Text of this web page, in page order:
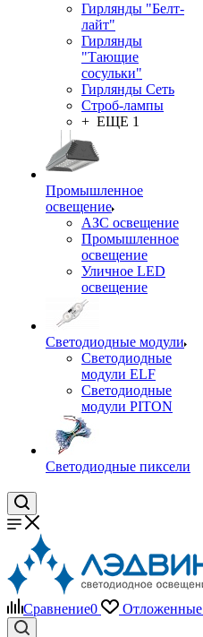
Гирлянды "Белт-
лайт"
Гирлянды
"Тающие
сосульки"
Гирлянды Сеть
Строб-лампы
+ ЕЩЕ 1
Промышленное
освещение
АЗС освещение
Промышленное
освещение
Уличное LED
освещение
Светодиодные модули
Светодиодные
модули ELF
Светодиодные
модули PITON
Светодиодные пиксели
Сравнение0 Отложенные